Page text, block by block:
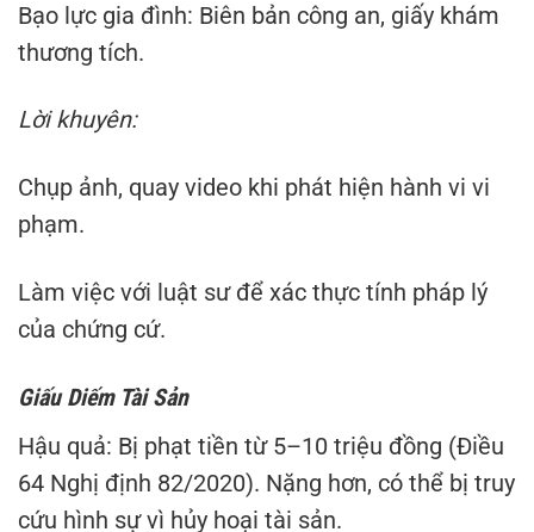
Bạo lực gia đình: Biên bản công an, giấy khám
thương tích.
Lời khuyên:
Chụp ảnh, quay video khi phát hiện hành vi vi
phạm.
Làm việc với luật sư để xác thực tính pháp lý
của chứng cứ.
Giấu Diếm Tài Sản
Hậu quả: Bị phạt tiền từ 5–10 triệu đồng (Điều
64 Nghị định 82/2020). Nặng hơn, có thể bị truy
cứu hình sự vì hủy hoại tài sản.